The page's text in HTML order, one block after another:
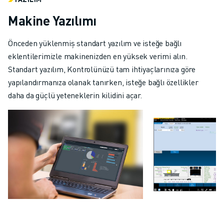
Makine Yazılımı
Önceden yüklenmiş standart yazılım ve isteğe bağlı
eklentilerimizle makinenizden en yüksek verimi alın.
Standart yazılım, Kontrolünüzü tam ihtiyaçlarınıza göre
yapılandırmanıza olanak tanırken, isteğe bağlı özellikler
daha da güçlü yeteneklerin kilidini açar.